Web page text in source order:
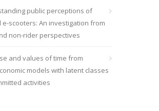
public perceptions of
e-scooters: An investigation from
non-rider perspectives
and values of time from
models with latent classes
activities